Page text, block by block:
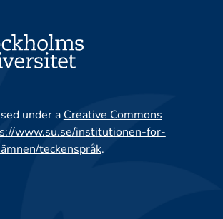
under a Creative Commons
www.su.se/institutionen-for-
teckenspråk.